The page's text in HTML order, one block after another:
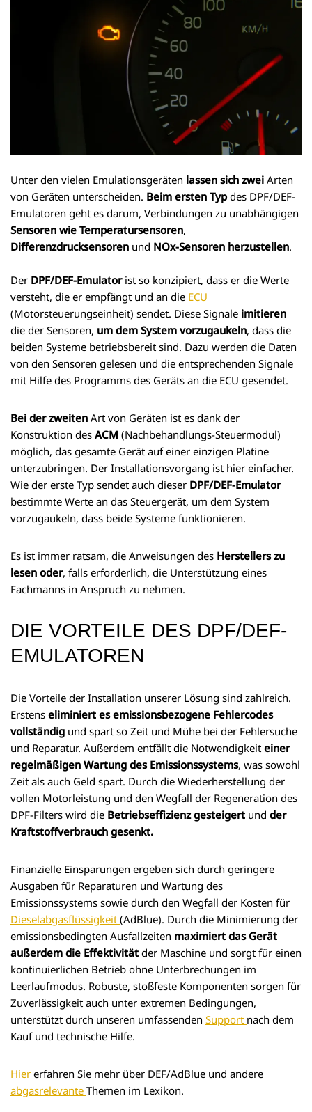
Unter den vielen Emulationsgeräten lassen sich zwei Arten
von Geräten unterscheiden. Beim ersten Typdes DPF/DEF-
Emulatoren geht es darum, Verbindungen zu unabhängigen
Sensoren wie Temperatursensoren,
Differenzdrucksensoren und NOx-Sensoren herzustellen.
Der DPF/DEF-Emulatorist so konzipiert, dass er die Werte
versteht, die er empfängt und an die ECU
(Motorsteuerungseinheit) sendet. Diese Signale imitieren
die der Sensoren, um dem System vorzugaukeln, dass die
beiden Systeme betriebsbereit sind. Dazu werden die Daten
von den Sensoren gelesen und die entsprechenden Signale
mit Hilfe des Programms des Geräts an die ECU gesendet.
Bei der zweiten Art von Geräten ist es dank der
Konstruktion des ACM (Nachbehandlungs-Steuermodul)
möglich, das gesamte Gerät auf einer einzigen Platine
unterzubringen. Der Installationsvorgang ist hier einfacher.
Wie der erste Typ sendet auch dieser DPF/DEF-Emulator
bestimmte Werte an das Steuergerät, um dem System
vorzugaukeln, dass beide Systeme funktionieren.
Es ist immer ratsam, die Anweisungen des Herstellers zu
lesen oder, falls erforderlich, die Unterstützung eines
Fachmanns in Anspruch zu nehmen.
DIE VORTEILE DES DPF/DEF-
EMULATOREN
Die Vorteile der Installation unserer Lösung sind zahlreich.
Erstens eliminiert es emissionsbezogene Fehlercodes
vollständig und spart so Zeit und Mühe bei der Fehlersuche
und Reparatur. Außerdem entfällt die Notwendigkeit einer
regelmäßigen Wartung des Emissionssystems, was sowohl
Zeit als auch Geld spart. Durch die Wiederherstellung der
vollen Motorleistung und den Wegfall der Regeneration des
DPF-Filters wird die Betriebseffizienz gesteigert und der
Kraftstoffverbrauch gesenkt.
Finanzielle Einsparungen ergeben sich durch geringere
Ausgaben für Reparaturen und Wartung des
Emissionssystems sowie durch den Wegfall der Kosten für
Dieselabgasflüssigkeit (AdBlue). Durch die Minimierung der
emissionsbedingten Ausfallzeiten maximiert das Gerät
außerdem die Effektivität der Maschine und sorgt für einen
kontinuierlichen Betrieb ohne Unterbrechungen im
Leerlaufmodus. Robuste, stoßfeste Komponenten sorgen für
Zuverlässigkeit auch unter extremen Bedingungen,
unterstützt durch unseren umfassenden Support nach dem
Kauf und technische Hilfe.
Hier erfahren Sie mehr über DEF/AdBlue und andere
abgasrelevante Themen im Lexikon.